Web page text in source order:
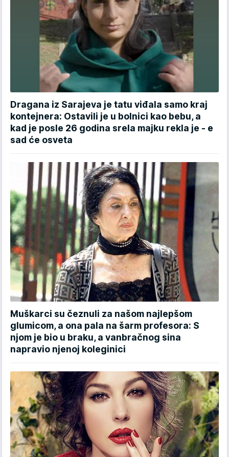
Dragana iz Sarajeva je tatu viđala samo kraj
kontejnera: Ostavili je u bolnici kao bebu, a
kad je posle 26 godina srela majku rekla je - e
sad će osveta
Muškarci su čeznuli za našom najlepšom
glumicom, a ona pala na šarm profesora: S
njom je bio u braku, a vanbračnog sina
napravio njenoj koleginici